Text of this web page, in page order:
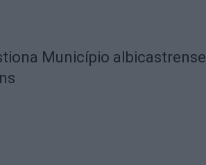
Município albicastrense